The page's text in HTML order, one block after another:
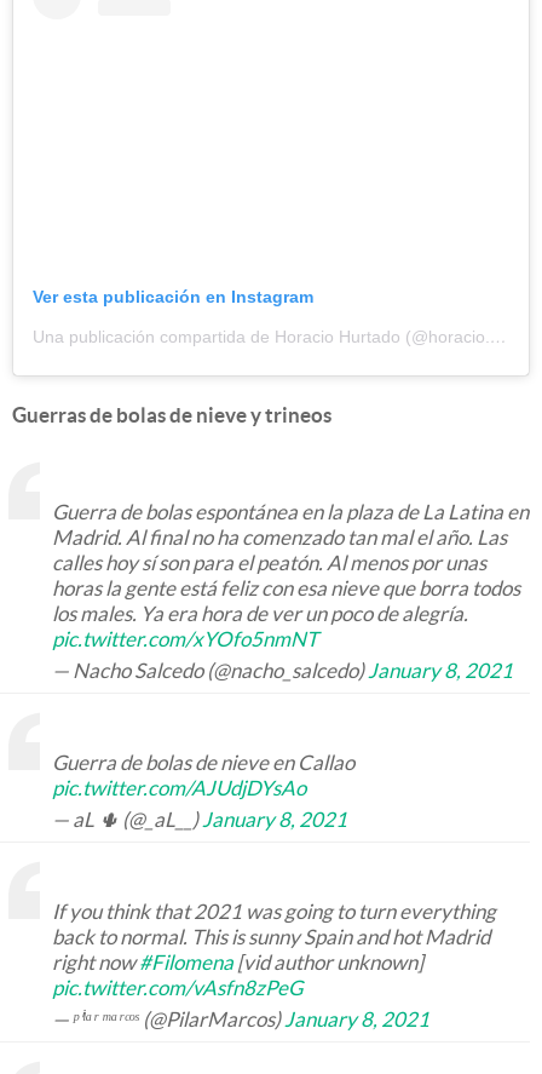
Ver esta publicación en Instagram
Una publicación compartida de Horacio Hurtado (@horacio.hurtado)
Guerras de bolas de nieve y trineos
Guerra de bolas espontánea en la plaza de La Latina en
Madrid. Al final no ha comenzado tan mal el año. Las
calles hoy sí son para el peatón. Al menos por unas
horas la gente está feliz con esa nieve que borra todos
los males. Ya era hora de ver un poco de alegría.
pic.twitter.com/xYOfo5nmNT
— Nacho Salcedo (@nacho_salcedo) January 8, 2021
Guerra de bolas de nieve en Callao
pic.twitter.com/AJUdjDYsAo
— aL 🌵 (@_aL__) January 8, 2021
If you think that 2021 was going to turn everything
back to normal. This is sunny Spain and hot Madrid
right now#Filomena [vid author unknown]
pic.twitter.com/vAsfn8zPeG
— ᵖⁱˡᵃʳ ᵐᵃʳᶜᵒˢ (@PilarMarcos) January 8, 2021